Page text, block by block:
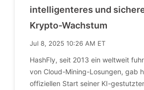
intelligenteres und
Krypto-Wachstum
Jul 8, 2025 10:26 AM ET
HashFly, seit 2013 ein weltweit
von Cloud-Mining-Losungen, gab
offiziellen Start seiner KI-